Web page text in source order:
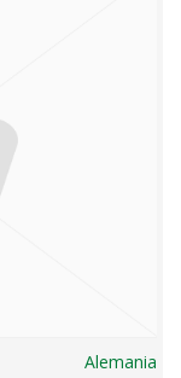
Alemania